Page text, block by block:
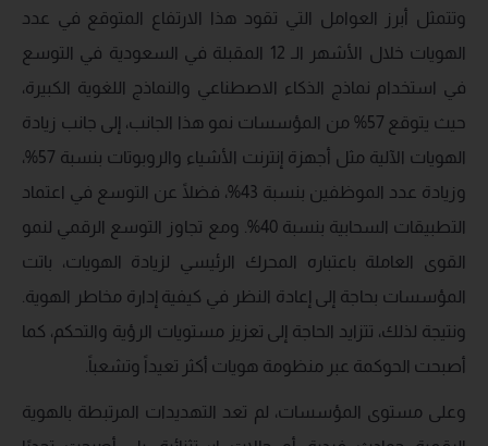
وتتمثل أبرز العوامل التي تقود هذا الارتفاع المتوقع في عدد
الهويات خلال الأشهر الـ 12 المقبلة في السعودية في التوسع
في استخدام نماذج الذكاء الاصطناعي والنماذج اللغوية الكبيرة،
حيث يتوقع 57% من المؤسسات نمو هذا الجانب، إلى جانب زيادة
الهويات الآلية مثل أجهزة إنترنت الأشياء والروبوتات بنسبة 57%،
وزيادة عدد الموظفين بنسبة 43%، فضلًا عن التوسع في اعتماد
التطبيقات السحابية بنسبة 40%. ومع تجاوز التوسع الرقمي لنمو
القوى العاملة باعتباره المحرك الرئيسي لزيادة الهويات، باتت
المؤسسات بحاجة إلى إعادة النظر في كيفية إدارة مخاطر الهوية.
ونتيجة لذلك، تتزايد الحاجة إلى تعزيز مستويات الرؤية والتحكم، كما
أصبحت الحوكمة عبر منظومة هويات أكثر تعيداً وتشعباً.
وعلى مستوى المؤسسات، لم تعد التهديدات المرتبطة بالهوية